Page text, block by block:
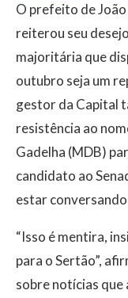
O prefeito de João
reiterou seu
majoritária que
outubro seja um
gestor da Capital
resistência ao
Gadelha (MDB)
candidato ao
estar
“Isso é mentira,
para o Sertão”,
sobre notícias que